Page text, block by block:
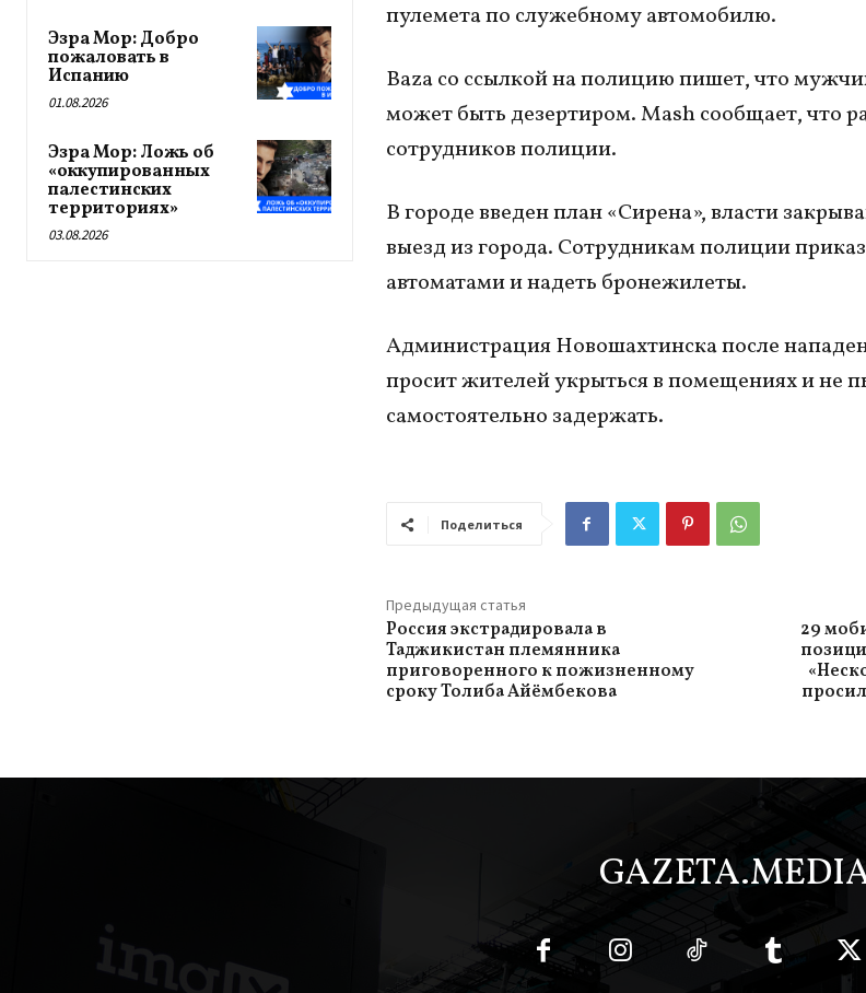
Эзра Мор: Добро
пожаловать в
Испанию
01.08.2026
Эзра Мор: Ложь об
«оккупированных
палестинских
территориях»
03.08.2026
пулемета по служебному автомобилю.
Baza со ссылкой на полицию пишет, что
может быть дезертиром. Mash сообщает, что
сотрудников полиции.
В городе введен план «Сирена», власти
выезд из города. Сотрудникам полиции
автоматами и надеть бронежилеты.
Администрация Новошахтинска после
просит жителей укрыться в помещениях и не
самостоятельно задержать.
Поделиться
Предыдущая статья
Россия экстрадировала в
Таджикистан племянника
приговоренного к пожизненному
сроку Толиба Айёмбекова
29